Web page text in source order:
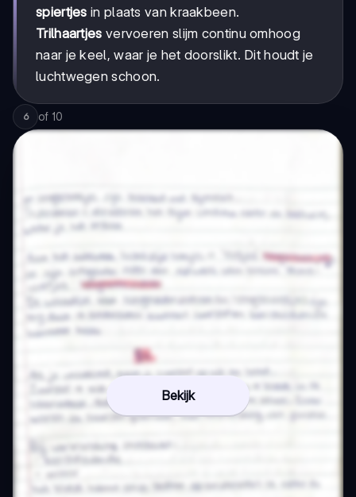
spiertjes in plaats van kraakbeen.
Trilhaartjes vervoeren slijm continu omhoog
naar je keel, waar je het doorslikt. Dit houdt je
luchtwegen schoon.
6 of 10
Bekijk